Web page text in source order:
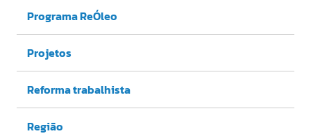
Programa ReÓleo
Projetos
Reforma trabalhista
Região